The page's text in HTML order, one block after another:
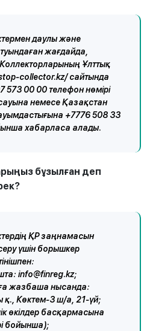
даулы және
жағдайда,
Ұлттық
collector.kz/ сайтында
573 00 00 телефон нөмірі
немесе Қазақстан
+7776 508 33
хабарласа алады.
бұзылған деп
ҚР заңнамасын
үшін борышкер
info@finreg.kz;
жазбаша нысанда:
қ., Көктем-3 ш/а, 21-үй;
өкілдер басқармасына
бойынша);